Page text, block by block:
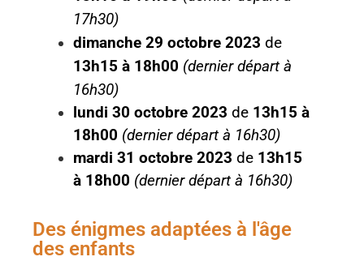
17h30)
dimanche 29 octobre 2023 de
13h15 à 18h00 (dernier départ à
16h30)
lundi 30 octobre 2023 de 13h15 à
18h00 (dernier départ à 16h30)
mardi 31 octobre 2023 de 13h15
à 18h00 (dernier départ à 16h30)
Des énigmes adaptées à l'âge
des enfants